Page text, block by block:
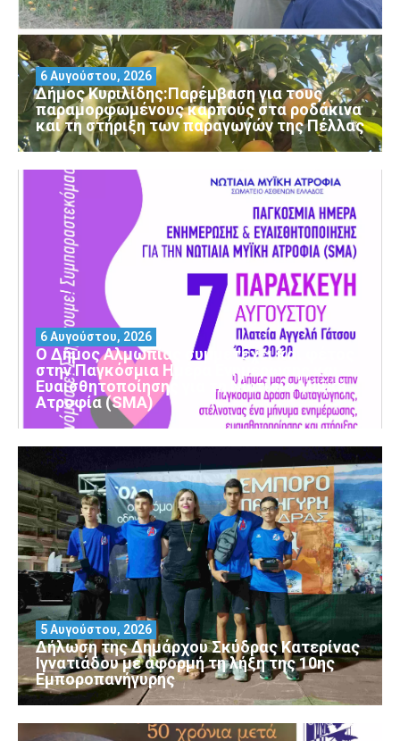
Δήμος Κυριλίδης:Παρέμβαση για τους
παραμορφωμένους καρπούς στα ροδάκινα
και τη στήριξη των παραγωγών της Πέλλας
6 Αυγούστου, 2026
Ο Δήμος Αλμωπίας συμμετέχει και φέτος
στην Παγκόσμια Ημέρα Ενημέρωσης και
Ευαισθητοποίησης για τη Νωτιαία Μυϊκή
Ατροφία (SMA)
6 Αυγούστου, 2026
Δήλωση της Δημάρχου Σκύδρας Κατερίνας
Ιγνατιάδου με αφορμή τη λήξη της 10ης
Εμποροπανήγυρης
5 Αυγούστου, 2026